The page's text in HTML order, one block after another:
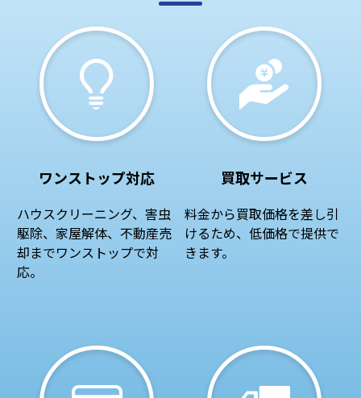
ワンストップ対応
ハウスクリーニング、害虫
駆除、家屋解体、不動産売
却までワンストップで対
応。
買取サービス
料金から買取価格を差し引
けるため、低価格で提供で
きます。